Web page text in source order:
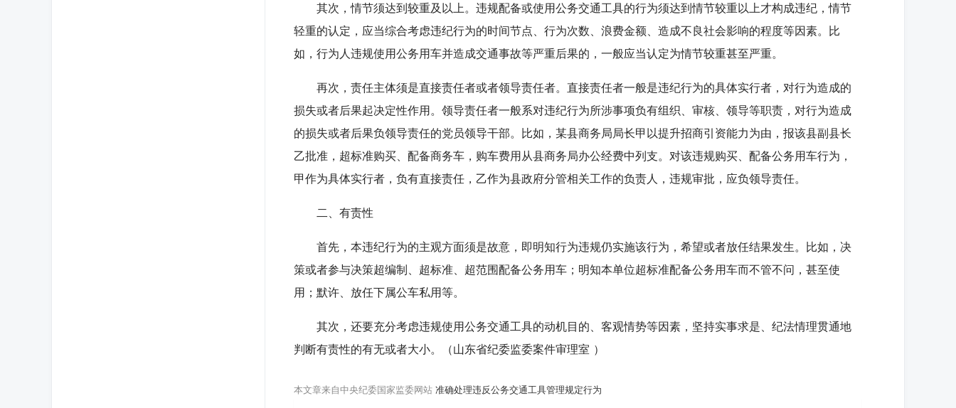
其次，情节须达到较重及以上。违规配备或使用公务交通工具的行为须达到情节较重以上才构成违纪，情节
轻重的认定，应当综合考虑违纪行为的时间节点、行为次数、浪费金额、造成不良社会影响的程度等因素。比
如，行为人违规使用公务用车并造成交通事故等严重后果的，一般应当认定为情节较重甚至严重。
再次，责任主体须是直接责任者或者领导责任者。直接责任者一般是违纪行为的具体实行者，对行为造成的
损失或者后果起决定性作用。领导责任者一般系对违纪行为所涉事项负有组织、审核、领导等职责，对行为造成
的损失或者后果负领导责任的党员领导干部。比如，某县商务局局长甲以提升招商引资能力为由，报该县副县长
乙批准，超标准购买、配备商务车，购车费用从县商务局办公经费中列支。对该违规购买、配备公务用车行为，
甲作为具体实行者，负有直接责任，乙作为县政府分管相关工作的负责人，违规审批，应负领导责任。
二、有责性
首先，本违纪行为的主观方面须是故意，即明知行为违规仍实施该行为，希望或者放任结果发生。比如，决
策或者参与决策超编制、超标准、超范围配备公务用车；明知本单位超标准配备公务用车而不管不问，甚至使
用；默许、放任下属公车私用等。
其次，还要充分考虑违规使用公务交通工具的动机目的、客观情势等因素，坚持实事求是、纪法情理贯通地
判断有责性的有无或者大小。（山东省纪委监委案件审理室 ）
本文章来自中央纪委国家监委网站 准确处理违反公务交通工具管理规定行为